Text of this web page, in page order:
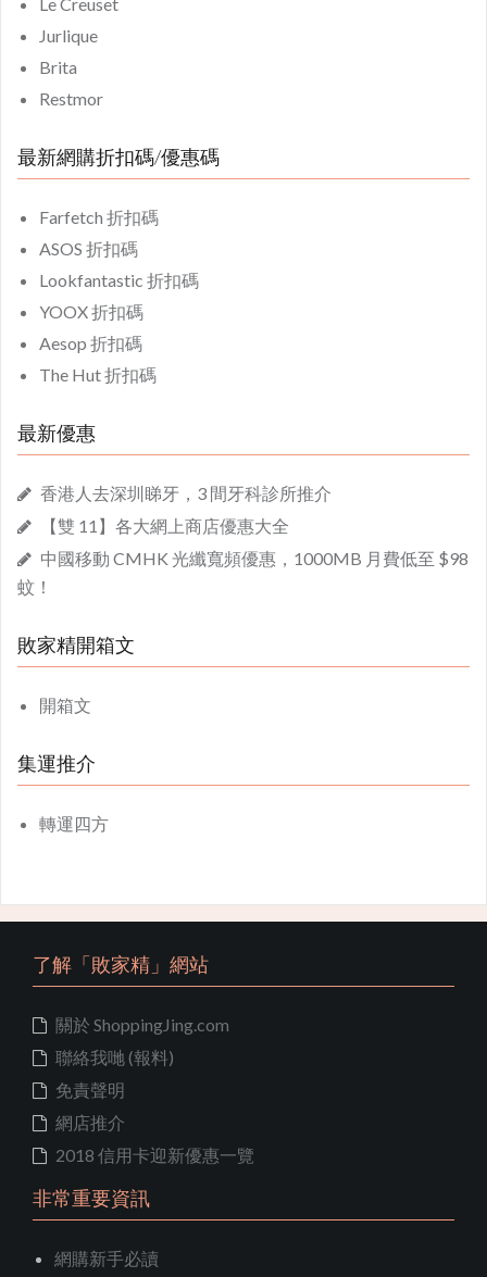
Jurlique
Brita
Restmor
最新網購折扣碼/優惠碼
Farfetch 折扣碼
ASOS 折扣碼
Lookfantastic 折扣碼
YOOX 折扣碼
Aesop 折扣碼
The Hut 折扣碼
最新優惠
香港人去深圳睇牙，3 間牙科診所推介
【雙 11】各大網上商店優惠大全
中國移動 CMHK 光纖寬頻優惠，1000MB 月費低至 $98
蚊！
敗家精開箱文
開箱文
集運推介
轉運四方
了解「敗家精」網站
關於 ShoppingJing.com
聯絡我哋 (報料)
免責聲明
網店推介
2018 信用卡迎新優惠一覽
非常重要資訊
網購新手必讀